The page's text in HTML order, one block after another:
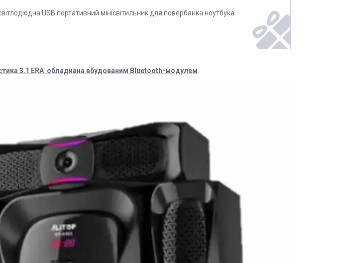
USB портативний мінісвітильник для повербанка ноутбука
3.1 ERA обладнана вбудованим Bluetooth-модулем.